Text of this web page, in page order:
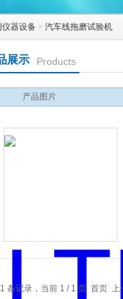
仪器设备 > 汽车线拖磨试验机
展示 Products
产品图片
条记录，当前 1 / 1 页 首页